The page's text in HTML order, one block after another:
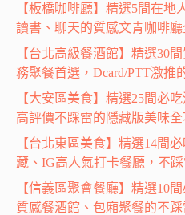
【板橋咖啡廳】精選5間在地
讀書、聊天的質感文青咖啡廳
【台北高級餐酒館】精選30
務聚餐首選，Dcard/PTT激推
【大安區美食】精選25間必
高評價不踩雷的隱藏版美味全
【台北東區美食】精選14間
藏、IG高人氣打卡餐廳，不踩
【信義區聚會餐廳】精選10
質感餐酒館、包廂聚餐的不踩